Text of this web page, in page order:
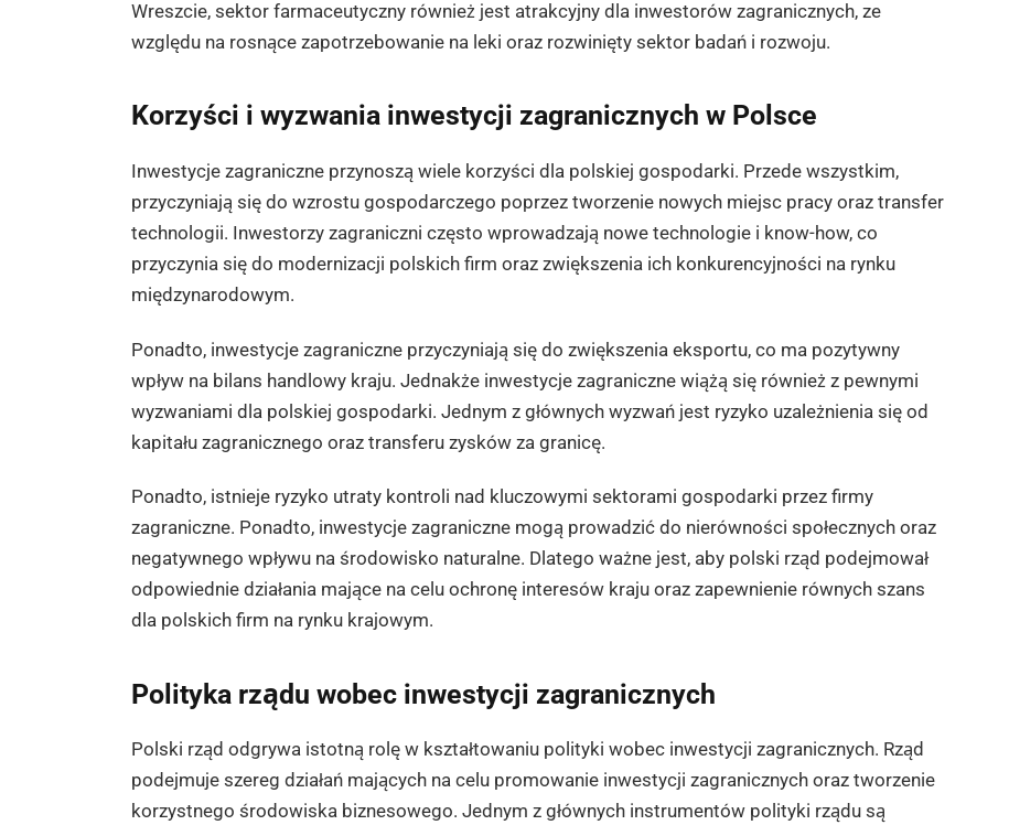
Wreszcie, sektor farmaceutyczny również jest atrakcyjny dla inwestorów zagranicznych, ze
względu na rosnące zapotrzebowanie na leki oraz rozwinięty sektor badań i rozwoju.
Korzyści i wyzwania inwestycji zagranicznych w Polsce
Inwestycje zagraniczne przynoszą wiele korzyści dla polskiej gospodarki. Przede wszystkim,
przyczyniają się do wzrostu gospodarczego poprzez tworzenie nowych miejsc pracy oraz transfer
technologii. Inwestorzy zagraniczni często wprowadzają nowe technologie i know-how, co
przyczynia się do modernizacji polskich firm oraz zwiększenia ich konkurencyjności na rynku
międzynarodowym.
Ponadto, inwestycje zagraniczne przyczyniają się do zwiększenia eksportu, co ma pozytywny
wpływ na bilans handlowy kraju. Jednakże inwestycje zagraniczne wiążą się również z pewnymi
wyzwaniami dla polskiej gospodarki. Jednym z głównych wyzwań jest ryzyko uzależnienia się od
kapitału zagranicznego oraz transferu zysków za granicę.
Ponadto, istnieje ryzyko utraty kontroli nad kluczowymi sektorami gospodarki przez firmy
zagraniczne. Ponadto, inwestycje zagraniczne mogą prowadzić do nierówności społecznych oraz
negatywnego wpływu na środowisko naturalne. Dlatego ważne jest, aby polski rząd podejmował
odpowiednie działania mające na celu ochronę interesów kraju oraz zapewnienie równych szans
dla polskich firm na rynku krajowym.
Polityka rządu wobec inwestycji zagranicznych
Polski rząd odgrywa istotną rolę w kształtowaniu polityki wobec inwestycji zagranicznych. Rząd
podejmuje szereg działań mających na celu promowanie inwestycji zagranicznych oraz tworzenie
korzystnego środowiska biznesowego. Jednym z głównych instrumentów polityki rządu są